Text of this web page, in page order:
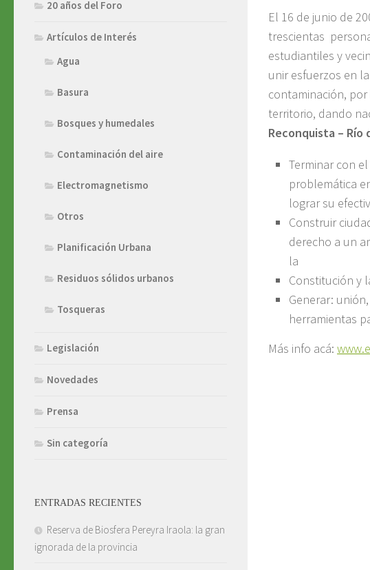
El 16 de junio de
trescientas
estudiantiles y
unir esfuerzos en
contaminación,
territorio, dando
Reconquista – Río
Terminar con
problemática
lograr su
Construir
derecho a un
la
Constitución y
Generar:
herramientas
Más info acá:
20 años del Foro
Artículos de Interés
Agua
Basura
Bosques y humedales
Contaminación del aire
Electromagnetismo
Otros
Planificación Urbana
Residuos sólidos urbanos
Tosqueras
Legislación
Novedades
Prensa
Sin categoría
ENTRADAS RECIENTES
Reserva de Biosfera Pereyra Iraola: la gran
ignorada de la provincia